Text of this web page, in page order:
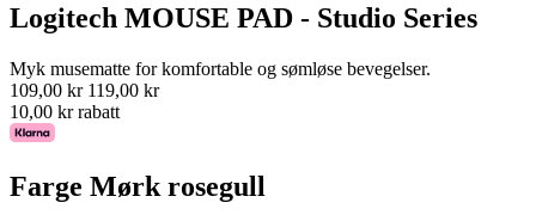
Logitech MOUSE PAD - Studio Series
Myk musematte for komfortable og sømløse bevegelser.
109,00 kr 119,00 kr
10,00 kr rabatt
Farge Mørk rosegull